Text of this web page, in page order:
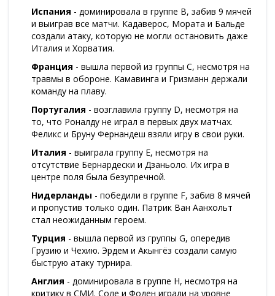
Испания - доминировала в группе B, забив 9 мячей
и выиграв все матчи. Кадаверос, Мората и Бальде
создали атаку, которую не могли остановить даже
Италия и Хорватия.
Франция - вышла первой из группы C, несмотря на
травмы в обороне. Камавинга и Гризманн держали
команду на плаву.
Португалия - возглавила группу D, несмотря на
то, что Роналду не играл в первых двух матчах.
Феликс и Бруну Фернандеш взяли игру в свои руки.
Италия - выиграла группу E, несмотря на
отсутствие Бернардески и Дзаньоло. Их игра в
центре поля была безупречной.
Нидерланды - победили в группе F, забив 8 мячей
и пропустив только один. Патрик Ван Аанхольт
стал неожиданным героем.
Турция - вышла первой из группы G, опередив
Грузию и Чехию. Эрдем и Акынгёз создали самую
быструю атаку турнира.
Англия - доминировала в группе H, несмотря на
критику в СМИ. Соле и Фоден играли на уровне